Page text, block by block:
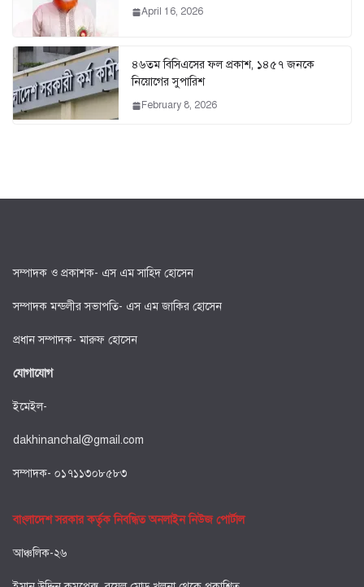
April 16, 2026
৪৬তম বিসিএসের ফল প্রকাশ, ১৪৫৭ জনকে
নিয়োগের সুপারিশ
February 8, 2026
সম্পাদক ও প্রকাশক- এস এম সাহিদ হোসেন
সম্পাদক মন্ডলীর সভাপতি- এস এম জাকির হোসেন
প্রধান সম্পাদক- মারুফ হোসেন
যোগাযোগ
ইমেইল-
dakhinanchal@gmail.com
সম্পাদক- ০১৭১১৩০৮৫৮৩
বাংলাদেশ সরকার কর্তৃক নিবন্ধিত অনলাইন নিউজ পোর্টাল
আঞ্চলিক-২৬